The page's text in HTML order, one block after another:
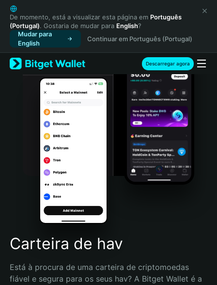
English
日本語
Tiếng Việt
Русский
Español (Latinoamérica)
Türkçe
Italiano
Português (Portugal)
Bahasa Indonesia
Português (Brasil)
Español (Argentina)
De momento, está a visualizar esta página em Português
(Portugal). Gostaria de mudar para English?
Mudar para
English
Continuar em Português (Portugal)
Descarregar agora
Carteira de hav
Está à procura de uma carteira de criptomoedas
fiável e segura para os seus hav? A Bitget Wallet é a